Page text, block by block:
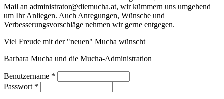
Mail an administrator@diemucha.at, wir kümmern uns umgehend
um Ihr Anliegen. Auch Anregungen, Wünsche und
Verbesserungsvorschläge nehmen wir gerne entgegen.
Viel Freude mit der "neuen" Mucha wünscht
Barbara Mucha und die Mucha-Administration
Benutzername *
Passwort *